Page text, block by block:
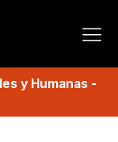
y Humanas-